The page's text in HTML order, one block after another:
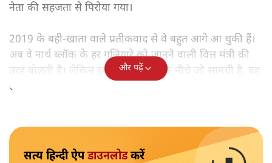
नेता की सहजता से पिरोया गया।
2019 के बही‑खाता वाले प्रतीकवाद से वे बहुत आगे आ चुकी हैं।
अब वे नार्थ ब्लॉक के हर गलियारे को जानने वाली वित्त मंत्री की
तरह बोलती हैं। लेकिन इस आत्मविश्वास के नीचे जो सामग्री है, वह
उतनी ही अनुमानित और दोहराव भरी।
और पढ़ें
सत्य हिन्दी ऐपडाउनलोडकरें